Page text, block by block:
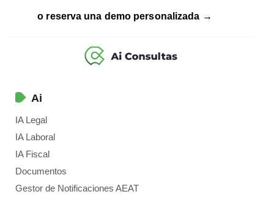
o reserva una demo personalizada →
Ai
IA Legal
IA Laboral
IA Fiscal
Documentos
Gestor de Notificaciones AEAT